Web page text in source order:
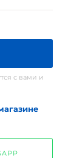
с вами и